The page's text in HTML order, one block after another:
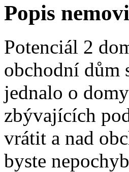
Popis
Potenciál 2
obchodní dům
jednalo o
zbývajících
vrátit a nad
byste